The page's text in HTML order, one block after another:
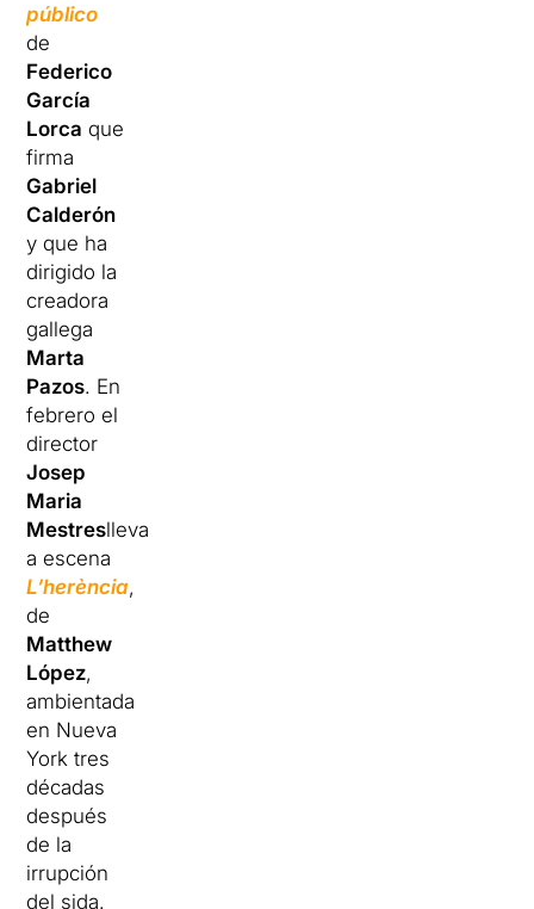
público
de
Federico
García
Lorca que
firma
Gabriel
Calderón
y que ha
dirigido la
creadora
gallega
Marta
Pazos. En
febrero el
director
Josep
Maria
Mestresllevará
a escena
L’herència,
de
Matthew
López,
ambientada
en Nueva
York tres
décadas
después
de la
irrupción
del sida.